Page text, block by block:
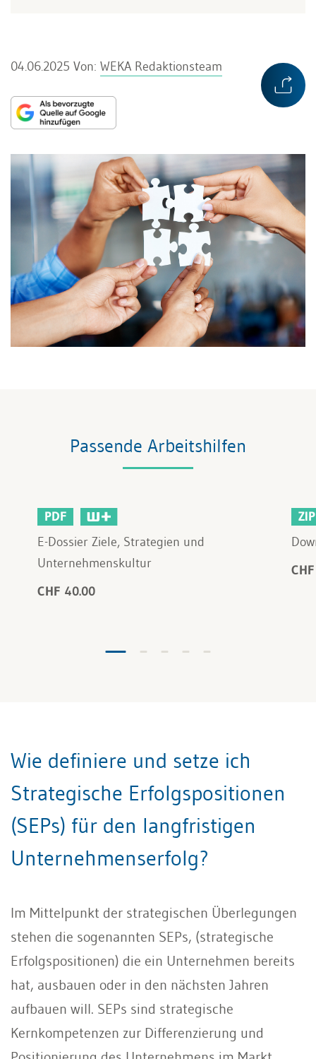
04.06.2025 Von: WEKA Redaktionsteam
Passende Arbeitshilfen
PDF
E-Dossier Ziele, Strategien und
Unternehmenskultur
CHF 40.00
ZIP
Wie definiere und setze ich
Strategische Erfolgspositionen
(SEPs) für den langfristigen
Unternehmenserfolg?
Im Mittelpunkt der strategischen Überlegungen
stehen die sogenannten SEPs, (strategische
Erfolgspositionen) die ein Unternehmen bereits
hat, ausbauen oder in den nächsten Jahren
aufbauen will. SEPs sind strategische
Kernkompetenzen zur Differenzierung und